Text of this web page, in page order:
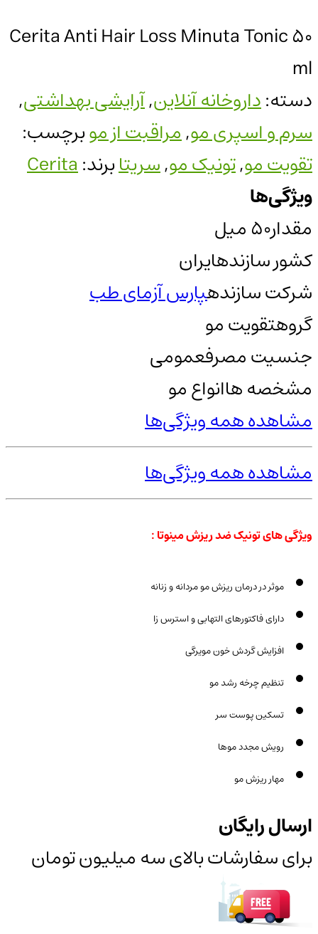
Cerita Anti Hair Loss Minuta Tonic 50
ml
دسته:داروخانه آنلاین,آرایشی بهداشتی,
سرم و اسپری مو,مراقبت از موبرچسب:
تقویت مو,تونیک مو,سریتابرند:Cerita
ویژگی‌ها
مقدار50 میل
کشور سازندهایران
شرکت سازندهپارس آزمای طب
گروهتقویت مو
جنسیت مصرفعمومی
مشخصه هاانواع مو
مشاهده همه ویژگی‌ها
مشاهده همه ویژگی‌ها
ویژگی های تونیک ضد ریزش مینوتا :
موثر در درمان ریزش مو مردانه و زنانه
دارای فاکتورهای التهابی و استرس زا
افزایش گردش خون مویرگی
تنظیم چرخه رشد مو
تسکین پوست سر
رویش مجدد موها
مهار ریزش مو
ارسال رایگان
برای سفارشات بالای سه میلیون تومان